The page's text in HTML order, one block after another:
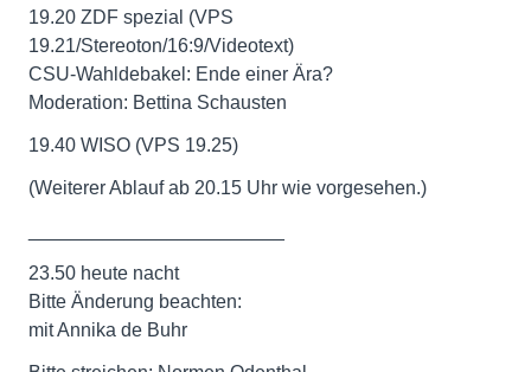
19.20 ZDF spezial (VPS
19.21/Stereoton/16:9/Videotext)
CSU-Wahldebakel: Ende einer Ära?
Moderation: Bettina Schausten
19.40 WISO (VPS 19.25)
(Weiterer Ablauf ab 20.15 Uhr wie vorgesehen.)
23.50 heute nacht
Bitte Änderung beachten:
mit Annika de Buhr